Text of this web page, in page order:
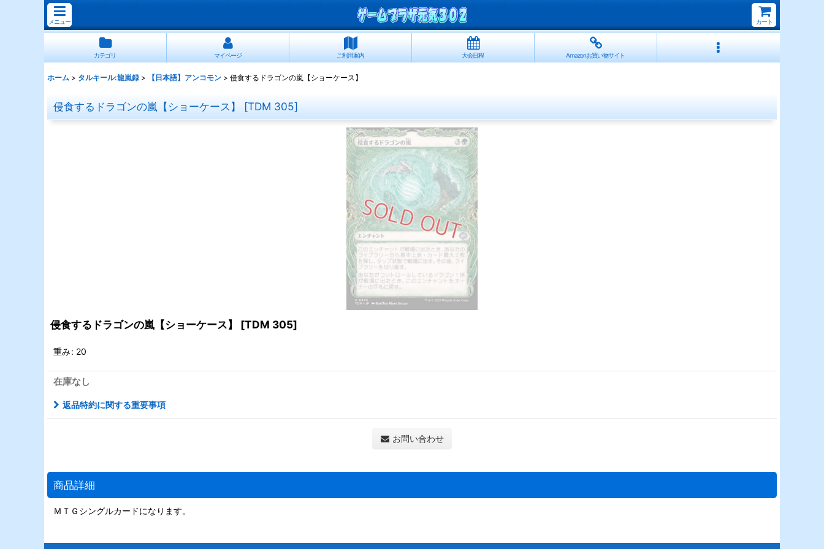
メニュー カート
カテゴリ マイページ ご利用案内 大会日程 Amazonお買い物サイト
ホーム > タルキール:龍嵐録 > 【日本語】アンコモン > 侵食するドラゴンの嵐【ショーケース】
侵食するドラゴンの嵐【ショーケース】 [TDM 305]
侵食するドラゴンの嵐【ショーケース】 [TDM 305]
重み: 20
在庫なし
返品特約に関する重要事項
お問い合わせ
商品詳細
ＭＴＧシングルカードになります。